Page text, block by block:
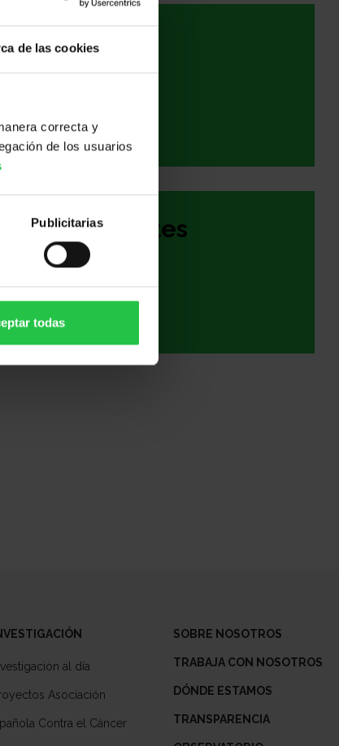
de las cookies
correcta y
de los usuarios
Publicitarias
todas
Enfermedad
avanzada
Supervivientes
al día
Asociación
Contra el Cáncer
SOBRE NOSOTROS
TRABAJA CON NOSOTROS
DÓNDE ESTAMOS
TRANSPARENCIA